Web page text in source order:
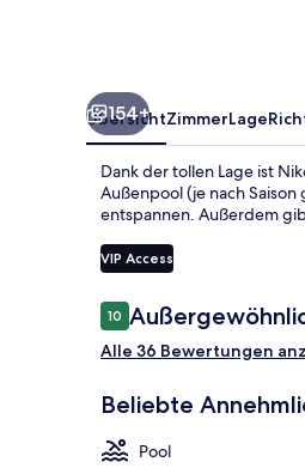
154+
ÜbersichtZimmerLage
Dank der tollen Lage ist
Außenpool (je nach
entspannen. Außerdem
VIP Access
Bewertungen
1010 von 10.
Alle 36 Bewertungen
Beliebte
Pool